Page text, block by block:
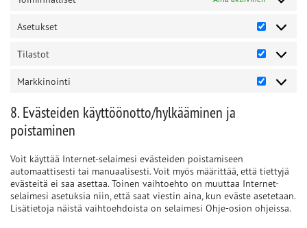
Asetukset
Asetukset
Tilastot
Tilastot
Markkinointi
8. Evästeiden käyttöönotto/hylkääminen ja
poistaminen
Voit käyttää Internet-selaimesi evästeiden poistamiseen
automaattisesti tai manuaalisesti. Voit myös määrittää, että tiettyjä
evästeitä ei saa asettaa. Toinen vaihtoehto on muuttaa Internet-
selaimesi asetuksia niin, että saat viestin aina, kun eväste asetetaan.
Lisätietoja näistä vaihtoehdoista on selaimesi Ohje-osion ohjeissa.